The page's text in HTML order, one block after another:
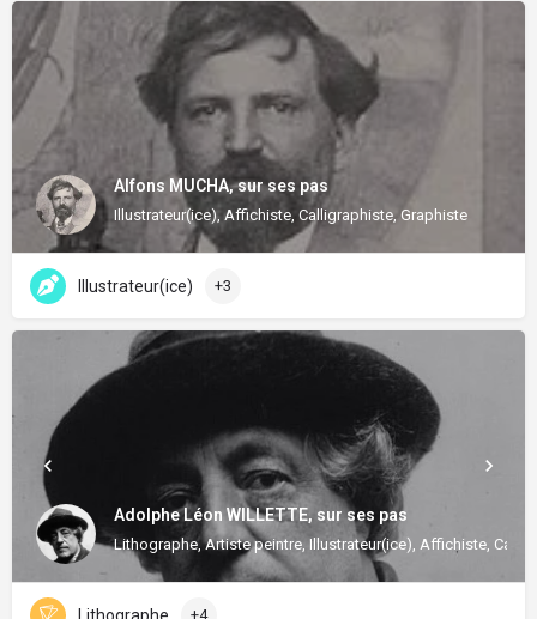
Alfons MUCHA, sur ses pas
Illustrateur(ice), Affichiste, Calligraphiste, Graphiste
Illustrateur(ice) +3
Adolphe Léon WILLETTE, sur ses pas
Lithographe, Artiste peintre, Illustrateur(ice), Affichiste,
+4